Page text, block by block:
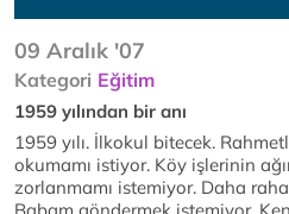
09 Aralık '07
Kategori Eğitim
1959 yılından bir anı
1959 yılı. İlkokul bitecek.
okumamı istiyor. Köy işlerinin
zorlanmamı istemiyor. Daha